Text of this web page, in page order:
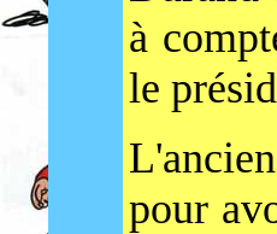
à
le
pour